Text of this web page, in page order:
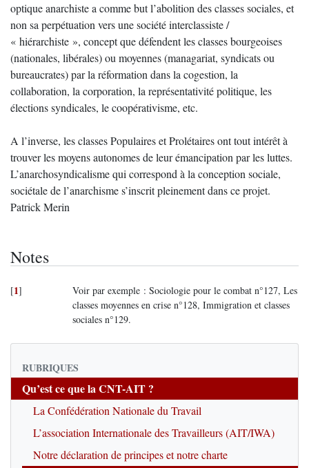
optique anarchiste a comme but l’abolition des classes sociales, et
non sa perpétuation vers une société interclassiste /
« hiérarchiste », concept que défendent les classes bourgeoises
(nationales, libérales) ou moyennes (managariat, syndicats ou
bureaucrates) par la réformation dans la cogestion, la
collaboration, la corporation, la représentativité politique, les
élections syndicales, le coopérativisme, etc.
A l’inverse, les classes Populaires et Prolétaires ont tout intérêt à
trouver les moyens autonomes de leur émancipation par les luttes.
L’anarchosyndicalisme qui correspond à la conception sociale,
sociétale de l’anarchisme s’inscrit pleinement dans ce projet.
Patrick Merin
Notes
[1]
Voir par exemple : Sociologie pour le combat n°127, Les
classes moyennes en crise n°128, Immigration et classes
sociales n°129.
RUBRIQUES
Qu’est ce que la CNT-AIT ?
La Confédération Nationale du Travail
L’association Internationale des Travailleurs (AIT/IWA)
Notre déclaration de principes et notre charte